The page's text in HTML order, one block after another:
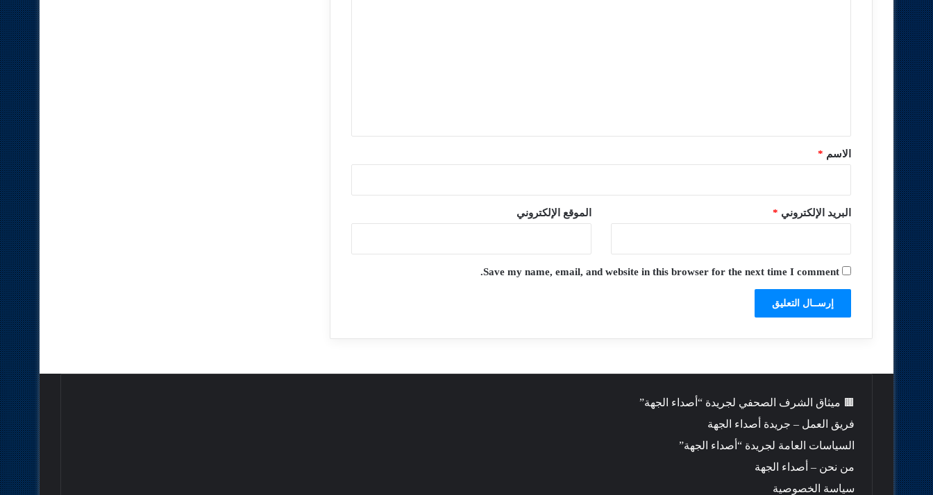
*الاسم *
البريد الإلكتروني * الموقع الإلكتروني
Save my name, email, and website in this browser for the next time I comment.
🟫 ميثاق الشرف الصحفي لجريدة “أصداء الجهة”
فريق العمل – جريدة أصداء الجهة
السياسات العامة لجريدة “أصداء الجهة”
من نحن – أصداء الجهة
سياسة الخصوصية